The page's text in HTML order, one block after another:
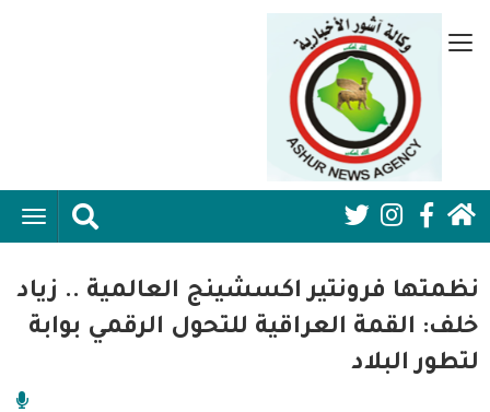
إلى
Social
Media:
Header
نظمتها فرونتير اكسشينج العالمية .. زياد
خلف: القمة العراقية للتحول الرقمي بوابة
لتطور البلاد
قائمة
جانبية
الرئيسية
اقتصاد واعمال
امنية